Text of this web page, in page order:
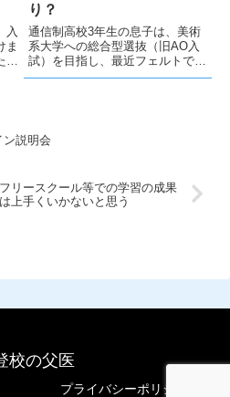
入
ま
り？
通信制高校3年生の息子は、美術
系大学への総合型選抜（旧AO入
試）を目指し、最近フェルトで作
品を制作しました。親は受験作品
ン説明会
リースクール等での学習の成果
上手くいかないと思う
校の父医
プライバシーポリシー